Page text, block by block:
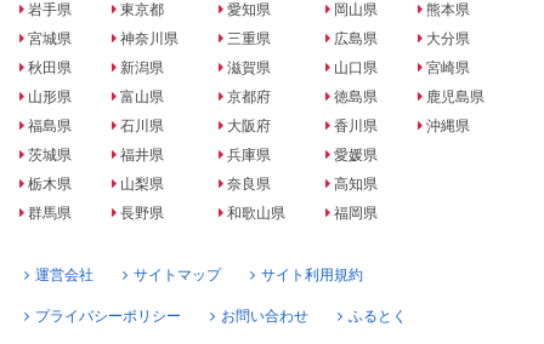
岩手県
宮城県
秋田県
山形県
福島県
茨城県
栃木県
群馬県
東京都
神奈川県
新潟県
富山県
石川県
福井県
山梨県
長野県
愛知県
三重県
滋賀県
京都府
大阪府
兵庫県
奈良県
和歌山県
岡山県
広島県
山口県
徳島県
香川県
愛媛県
高知県
福岡県
熊本県
大分県
宮崎県
鹿児島県
沖縄県
運営会社 サイトマップ サイト利用規約
プライバシーポリシー お問い合わせ ふるとく